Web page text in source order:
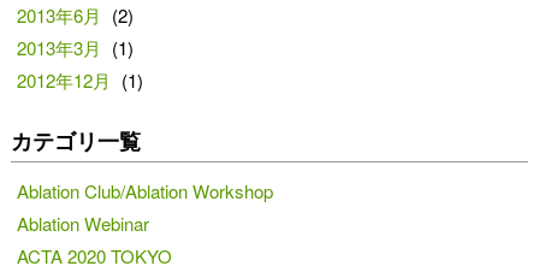
2013年6月
(2)
2013年3月
(1)
2012年12月
(1)
カテゴリ一覧
Ablation Club/Ablation Workshop
Ablation Webinar
ACTA 2020 TOKYO